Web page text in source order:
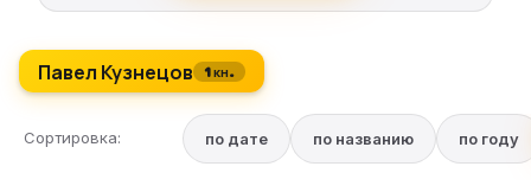
Павел Кузнецов 1 кн.
Сортировка: по дате по названию по году